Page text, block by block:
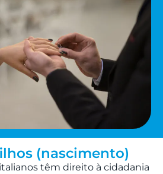
(nascimento)
têm direito à cidadania